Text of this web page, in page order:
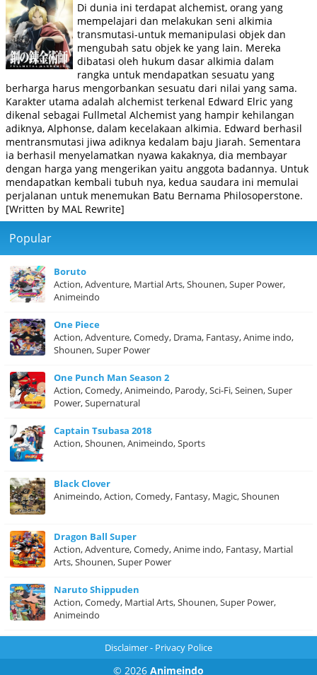
Di dunia ini terdapat alchemist, orang yang
mempelajari dan melakukan seni alkimia
transmutasi-untuk memanipulasi objek dan
mengubah satu objek ke yang lain. Mereka
dibatasi oleh hukum dasar alkimia dalam
rangka untuk mendapatkan sesuatu yang
berharga harus mengorbankan sesuatu dari nilai yang sama.
Karakter utama adalah alchemist terkenal Edward Elric yang
dikenal sebagai Fullmetal Alchemist yang hampir kehilangan
adiknya, Alphonse, dalam kecelakaan alkimia. Edward berhasil
mentransmutasi jiwa adiknya kedalam baju Jiarah. Sementara
ia berhasil menyelamatkan nyawa kakaknya, dia membayar
dengan harga yang mengerikan yaitu anggota badannya. Untuk
mendapatkan kembali tubuh nya, kedua saudara ini memulai
perjalanan untuk menemukan Batu Bernama Philosoperstone.
[Written by MAL Rewrite]
Popular
Boruto
Action, Adventure, Martial Arts, Shounen, Super Power,
Animeindo
One Piece
Action, Adventure, Comedy, Drama, Fantasy, Anime indo,
Shounen, Super Power
One Punch Man Season 2
Action, Comedy, Animeindo, Parody, Sci-Fi, Seinen, Super
Power, Supernatural
Captain Tsubasa 2018
Action, Shounen, Animeindo, Sports
Black Clover
Animeindo, Action, Comedy, Fantasy, Magic, Shounen
Dragon Ball Super
Action, Adventure, Comedy, Anime indo, Fantasy, Martial
Arts, Shounen, Super Power
Naruto Shippuden
Action, Comedy, Martial Arts, Shounen, Super Power,
Animeindo
Disclaimer- Privacy Police
© 2026 Animeindo